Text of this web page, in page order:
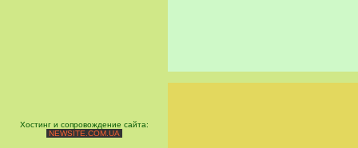
Хостинг и сопровождение сайта:
NEWSITE.COM.UA